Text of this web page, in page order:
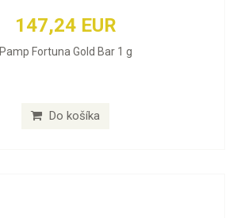
147,24 EUR
Pamp Fortuna Gold Bar 1 g
Do košíka